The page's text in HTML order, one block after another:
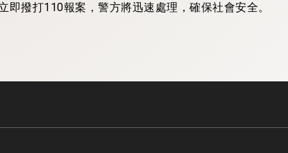
撥打110報案，警方將迅速處理，確保社會安全。